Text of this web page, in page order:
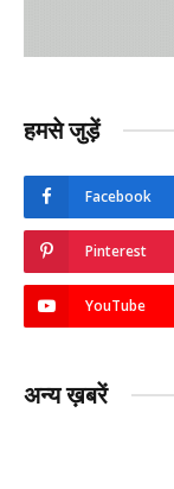
हमसे जुड़ें
Facebook
Pinterest
YouTube
अन्य ख़बरें